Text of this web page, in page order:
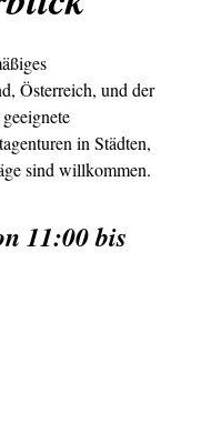
Österreich, und der
in Städten,
sind willkommen.
11:00 bis